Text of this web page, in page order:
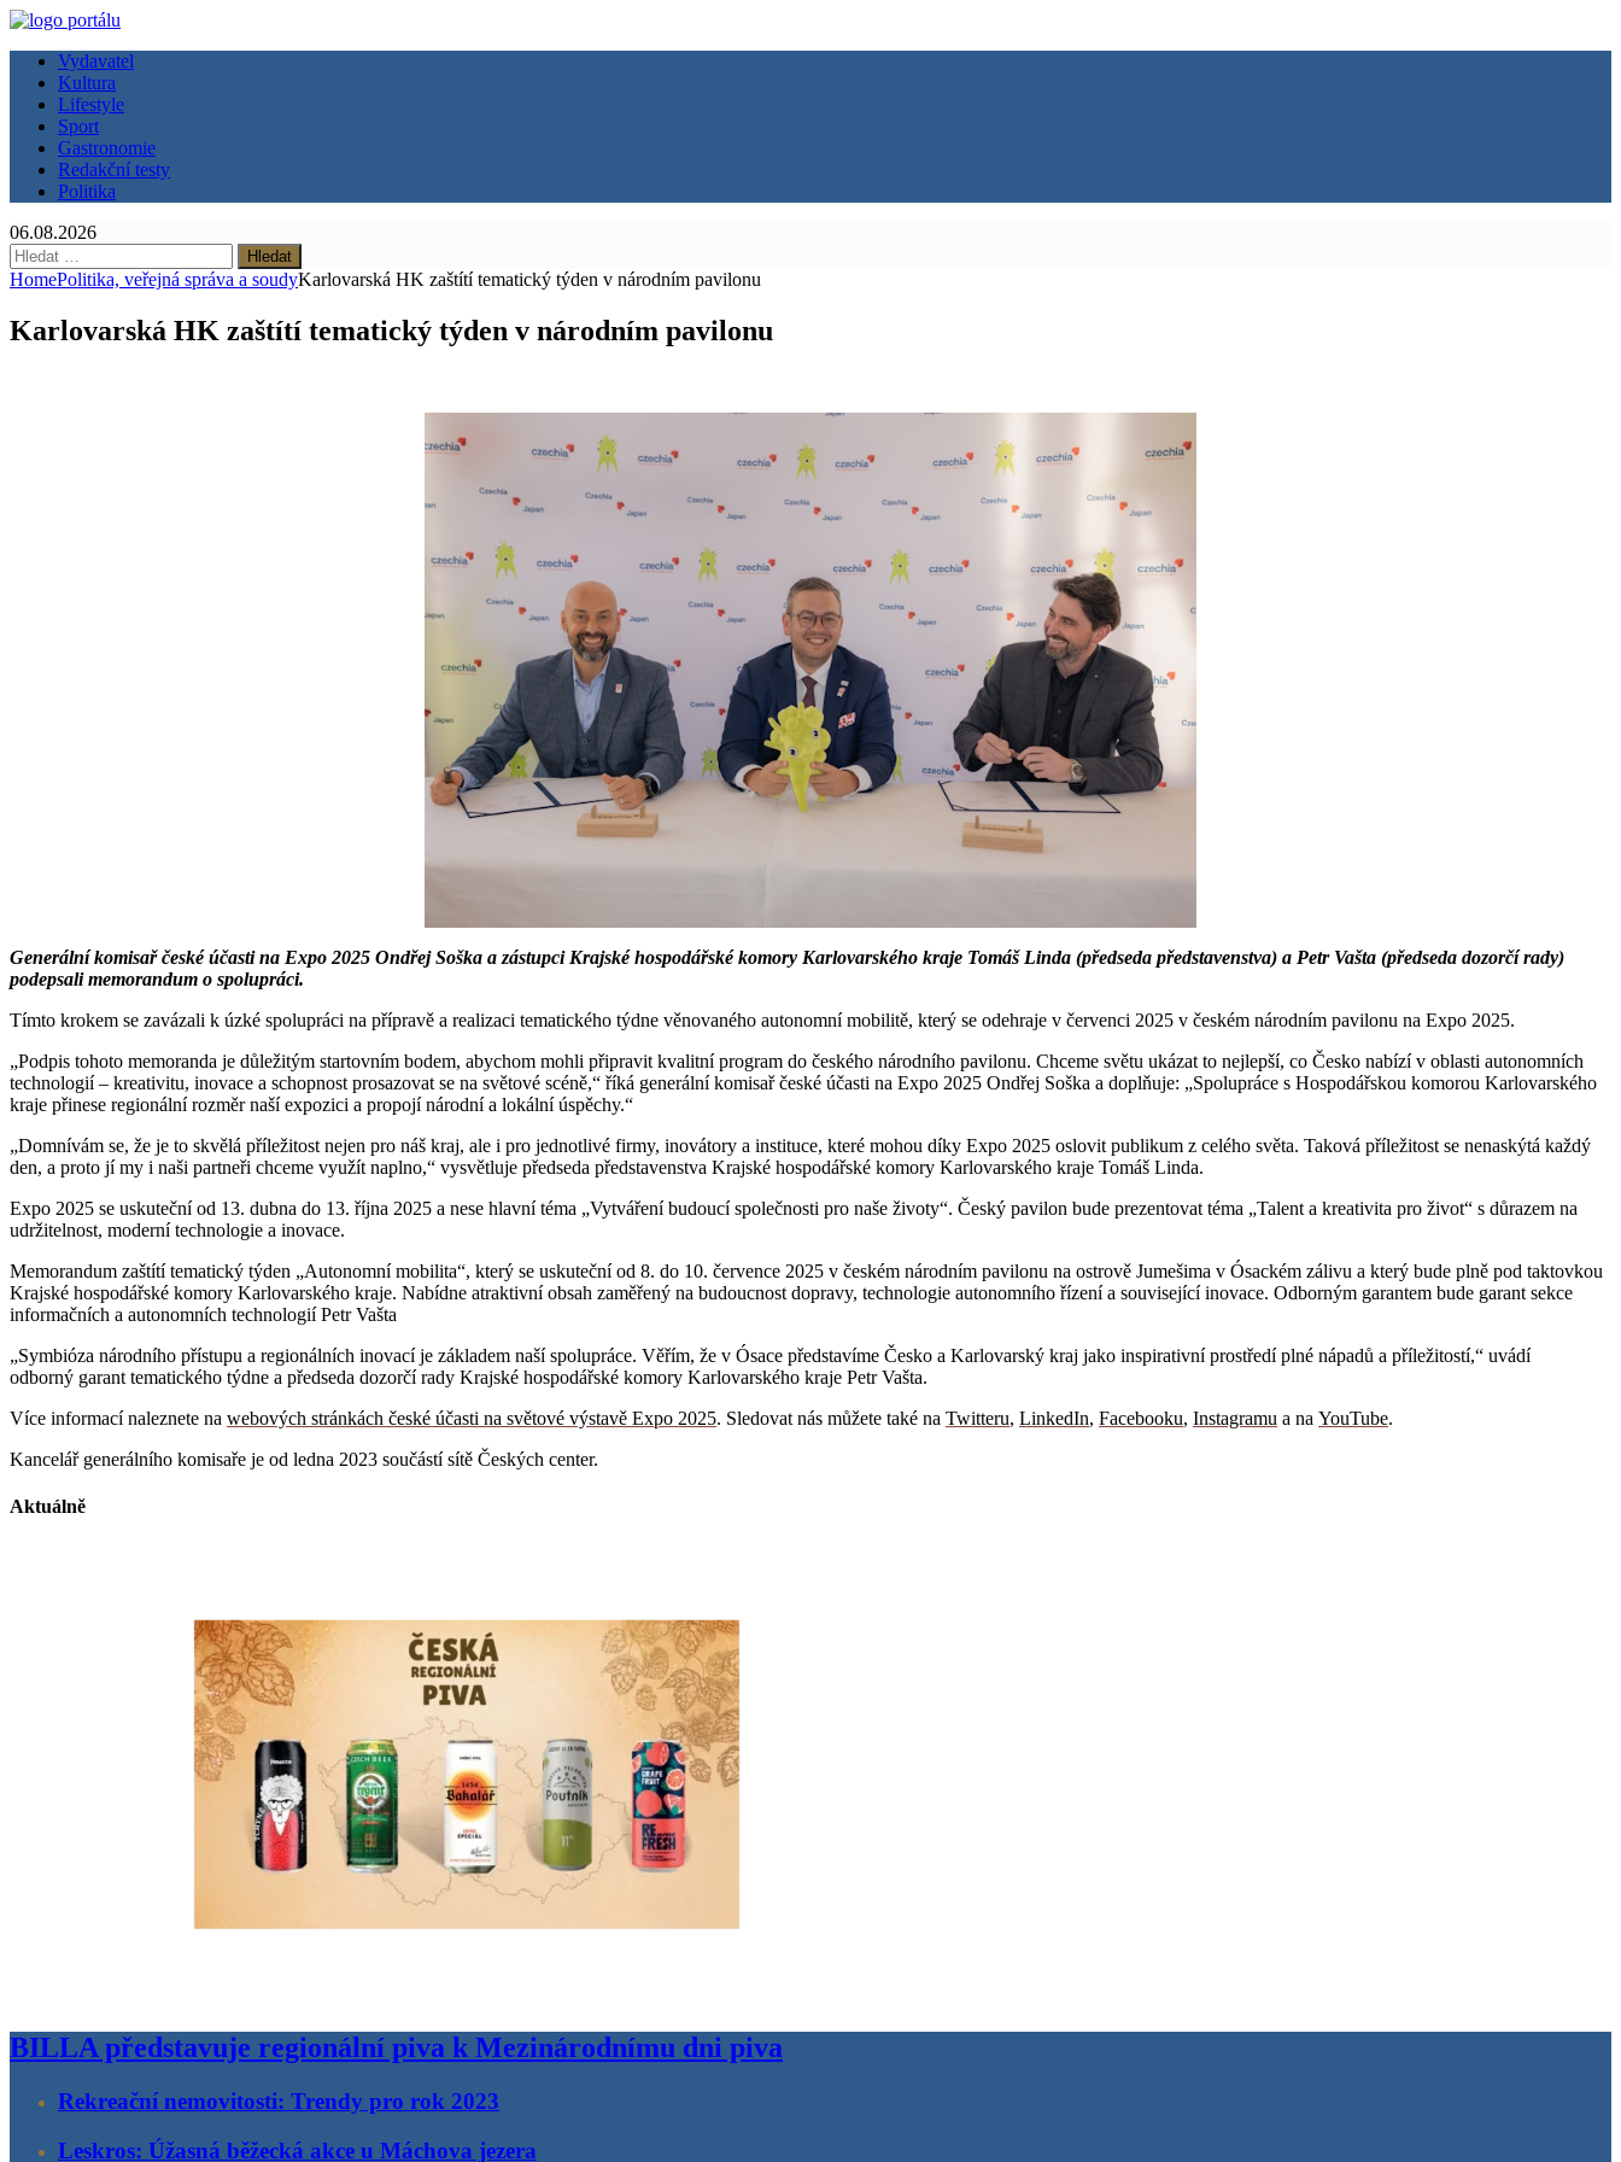
Vydavatel
Kultura
Lifestyle
Sport
Gastronomie
Redakční testy
Politika
06.08.2026
Vyhledávání
HomePolitika, veřejná správa a soudyKarlovarská HK zaštítí tematický týden v národním pavilonu
Karlovarská HK zaštítí tematický týden v národním pavilonu
Generální komisař české účasti na Expo 2025 Ondřej Soška a zástupci Krajské hospodářské komory Karlovarského kraje Tomáš Linda (předseda představenstva) a Petr Vašta (předseda dozorčí rady)
podepsali memorandum o spolupráci.
Tímto krokem se zavázali k úzké spolupráci na přípravě a realizaci tematického týdne věnovaného autonomní mobilitě, který se odehraje v červenci 2025 v českém národním pavilonu na Expo 2025.
„Podpis tohoto memoranda je důležitým startovním bodem, abychom mohli připravit kvalitní program do českého národního pavilonu. Chceme světu ukázat to nejlepší, co Česko nabízí v oblasti autonomních
technologií – kreativitu, inovace a schopnost prosazovat se na světové scéně,“ říká generální komisař české účasti na Expo 2025 Ondřej Soška a doplňuje: „Spolupráce s Hospodářskou komorou Karlovarského
kraje přinese regionální rozměr naší expozici a propojí národní a lokální úspěchy.“
„Domnívám se, že je to skvělá příležitost nejen pro náš kraj, ale i pro jednotlivé firmy, inovátory a instituce, které mohou díky Expo 2025 oslovit publikum z celého světa. Taková příležitost se nenaskýtá každý
den, a proto jí my i naši partneři chceme využít naplno,“ vysvětluje předseda představenstva Krajské hospodářské komory Karlovarského kraje Tomáš Linda.
Expo 2025 se uskuteční od 13. dubna do 13. října 2025 a nese hlavní téma „Vytváření budoucí společnosti pro naše životy“. Český pavilon bude prezentovat téma „Talent a kreativita pro život“ s důrazem na
udržitelnost, moderní technologie a inovace.
Memorandum zaštítí tematický týden „Autonomní mobilita“, který se uskuteční od 8. do 10. července 2025 v českém národním pavilonu na ostrově Jumešima v Ósackém zálivu a který bude plně pod taktovkou
Krajské hospodářské komory Karlovarského kraje. Nabídne atraktivní obsah zaměřený na budoucnost dopravy, technologie autonomního řízení a související inovace. Odborným garantem bude garant sekce
informačních a autonomních technologií Petr Vašta
„Symbióza národního přístupu a regionálních inovací je základem naší spolupráce. Věřím, že v Ósace představíme Česko a Karlovarský kraj jako inspirativní prostředí plné nápadů a příležitostí,“ uvádí
odborný garant tematického týdne a předseda dozorčí rady Krajské hospodářské komory Karlovarského kraje Petr Vašta.
Více informací naleznete na webových stránkách české účasti na světové výstavě Expo 2025. Sledovat nás můžete také na Twitteru, LinkedIn, Facebooku, Instagramu a na YouTube.
Kancelář generálního komisaře je od ledna 2023 součástí sítě Českých center.
Aktuálně
BILLA představuje regionální piva k Mezinárodnímu dni piva
Rekreační nemovitosti: Trendy pro rok 2023
Leskros: Úžasná běžecká akce u Máchova jezera